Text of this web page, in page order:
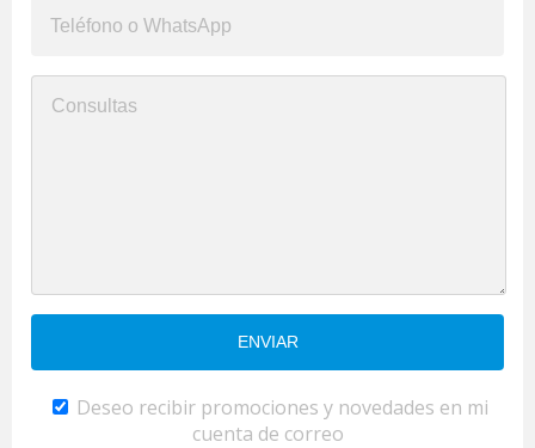
Deseo recibir promociones y novedades en mi
cuenta de correo